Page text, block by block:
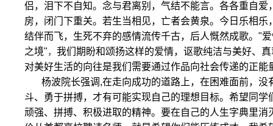
侣，泪下不自知。念与君离别，气结不能言。各各重自爱
房，闭门下重关。若生当相见，亡者会黄泉。今日乐相乐
结伴而飞，生死不弃的感情流传千古，后人慨然成歌。 "
之境"， 我们期盼和颂扬这样的爱情， 讴歌纯洁与美好、
对美好生活的向往是我们需要通过作品向社会传递的正能
杨波院长强调,在走向成功的道路上，在困难面前，没
斗、勇于拼搏，才有可能实现自己的理想目标。希望同学
顽强、拼搏、积极进取的精神。要在自己的人生字典里消